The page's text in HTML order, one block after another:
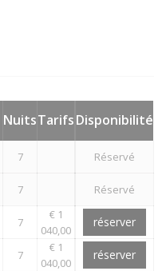
NuitsTarifsDisponibilité
7
Réservé
7
Réservé
7
€ 1
040,00
réserver
7
€ 1
040,00
réserver